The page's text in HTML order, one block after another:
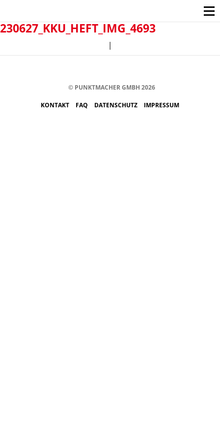
230627_KKU_HEFT_IMG_4693
|
© PUNKTMACHER GMBH 2026
KONTAKT FAQ DATENSCHUTZ IMPRESSUM